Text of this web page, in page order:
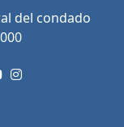
del condado
Enlaces a
YouTube
Instagram